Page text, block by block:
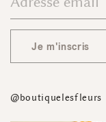
Je m'inscris
@boutiquelesfleurs